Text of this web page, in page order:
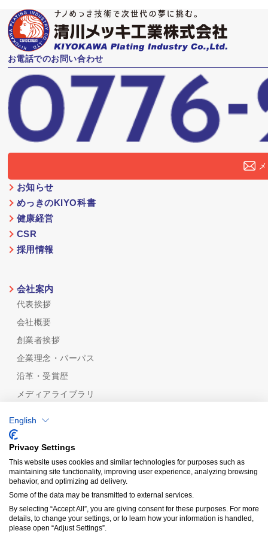
お電話でのお問い合わせ
お知らせ
めっきのKIYO科書
健康経営
CSR
採用情報
会社案内
代表挨拶
会社概要
創業者挨拶
企業理念・パーパス
沿革・受賞歴
メディアライブラリ
めっき技術一覧
機能性から探す
めっきの種類から探す
品質保証
認証規格/計量証明事業所
分析技術
受託分析
English
Privacy Settings
This website uses cookies and similar technologies for purposes such as
maintaining site functionality, improving user experience, analyzing browsing
behavior, and optimizing ad delivery.
Some of the data may be transmitted to external services.
By selecting “Accept All”, you are giving consent for these purposes. For more
details, to change your settings, or to learn how your information is handled,
please open “Adjust Settings”.